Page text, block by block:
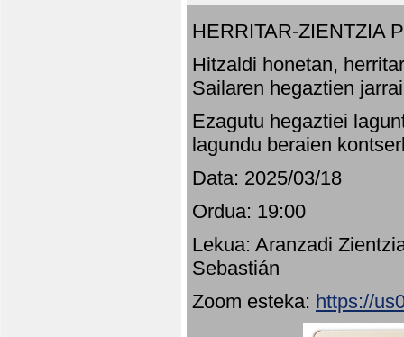
HERRITAR-ZIENTZIA
Hitzaldi honetan,
Sailaren hegaztien
Ezagutu hegaztiei
lagundu beraien
Data: 2025/03/18
Ordua: 19:00
Lekua: Aranzadi
Sebastián
Zoom esteka: https://